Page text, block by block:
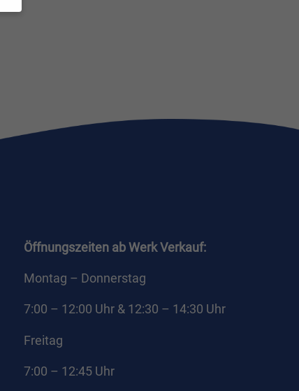
Öffnungszeiten ab Werk Verkauf:
Montag – Donnerstag
7:00 – 12:00 Uhr & 12:30 – 14:30 Uhr
Freitag
7:00 – 12:45 Uhr
Externe Medien